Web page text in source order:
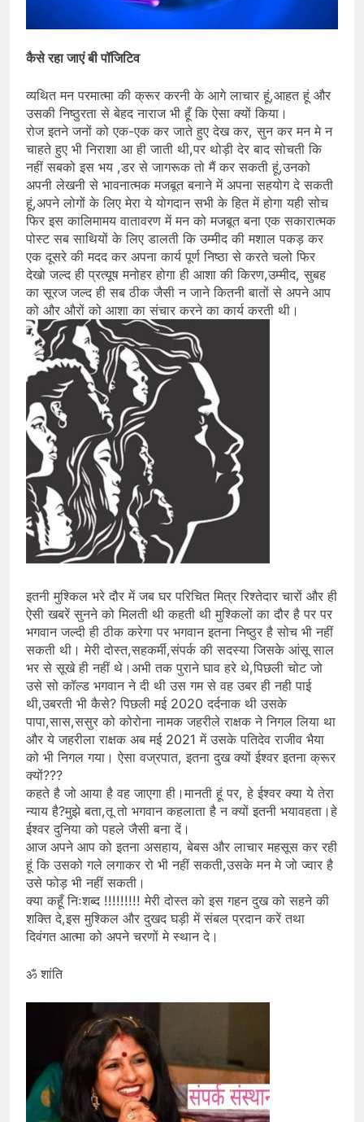
कैसे रहा जाएं बी पॉजिटिव
व्यथित मन परमात्मा की क्रूर करनी के आगे लाचार हूं,आहत हूं और
उसकी निष्ठुरता से बेहद नाराज भी हूँ कि ऐसा क्यों किया।
रोज इतने जनों को एक-एक कर जाते हुए देख कर, सुन कर मन मे न
चाहते हुए भी निराशा आ ही जाती थी,पर थोड़ी देर बाद सोचती कि
नहीं सबको इस भय ,डर से जागरूक तो मैं कर सकती हूं,उनको
अपनी लेखनी से भावनात्मक मजबूत बनाने में अपना सहयोग दे सकती
हूं,अपने लोगों के लिए मेरा ये योगदान सभी के हित में होगा यही सोच
फिर इस कालिमामय वातावरण में मन को मजबूत बना एक सकारात्मक
पोस्ट सब साथियों के लिए डालती कि उम्मीद की मशाल पकड़ कर
एक दूसरे की मदद कर अपना कार्य पूर्ण निष्ठा से करते चलो फिर
देखो जल्द ही प्रत्यूष मनोहर होगा ही आशा की किरण,उम्मीद, सुबह
का सूरज जल्द ही सब ठीक जैसी न जाने कितनी बातों से अपने आप
को और औरों को आशा का संचार करने का कार्य करती थी।
इतनी मुश्किल भरे दौर में जब घर परिचित मित्र रिश्तेदार चारों और ही
ऐसी खबरें सुनने को मिलती थी कहती थी मुश्किलों का दौर है पर पर
भगवान जल्दी ही ठीक करेगा पर भगवान इतना निष्ठुर है सोच भी नहीं
सकती थी। मेरी दोस्त,सहकर्मी,संपर्क की सदस्या जिसके आंसू साल
भर से सूखे ही नहीं थे।अभी तक पुराने घाव हरे थे,पिछली चोट जो
उसे सो कॉल्ड भगवान ने दी थी उस गम से वह उबर ही नही पाई
थी,उबरती भी कैसे? पिछली मई 2020 दर्दनाक थी उसके
पापा,सास,ससुर को कोरोना नामक जहरीले राक्षक ने निगल लिया था
और ये जहरीला राक्षक अब मई 2021 में उसके पतिदेव राजीव भैया
को भी निगल गया। ऐसा वज्रपात, इतना दुख क्यों ईश्वर इतना क्रूर
क्यों???
कहते है जो आया है वह जाएगा ही।मानती हूं पर, हे ईश्वर क्या ये तेरा
न्याय है?मुझे बता,तू तो भगवान कहलाता है न क्यों इतनी भयावहता।हे
ईश्वर दुनिया को पहले जैसी बना दें।
आज अपने आप को इतना असहाय, बेबस और लाचार महसूस कर रही
हूं कि उसको गले लगाकर रो भी नहीं सकती,उसके मन मे जो ज्वार है
उसे फोड़ भी नहीं सकती।
क्या कहूँ निःशब्द !!!!!!!!! मेरी दोस्त को इस गहन दुख को सहने की
शक्ति दे,इस मुश्किल और दुखद घड़ी में संबल प्रदान करें तथा
दिवंगत आत्मा को अपने चरणों मे स्थान दे।
ॐ शांति